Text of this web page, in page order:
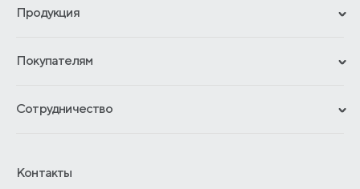
Продукция
Гарантии
Отзывы покупателей
Покупателям
Обмен и возврат
Как оформить заказ
Сотрудничество
Отельерам
Контакты